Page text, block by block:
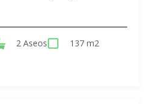
2 Aseos 137 m2